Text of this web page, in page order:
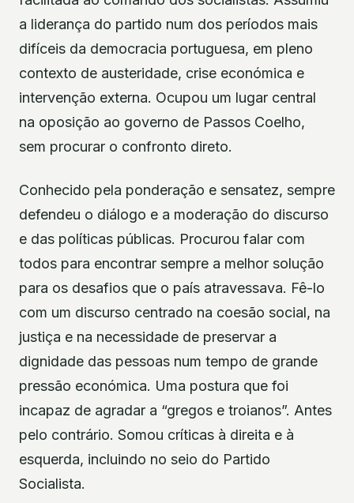
a liderança do partido num dos períodos mais
difíceis da democracia portuguesa, em pleno
contexto de austeridade, crise económica e
intervenção externa. Ocupou um lugar central
na oposição ao governo de Passos Coelho,
sem procurar o confronto direto.
Conhecido pela ponderação e sensatez, sempre
defendeu o diálogo e a moderação do discurso
e das políticas públicas. Procurou falar com
todos para encontrar sempre a melhor solução
para os desafios que o país atravessava. Fê-lo
com um discurso centrado na coesão social, na
justiça e na necessidade de preservar a
dignidade das pessoas num tempo de grande
pressão económica. Uma postura que foi
incapaz de agradar a “gregos e troianos”. Antes
pelo contrário. Somou críticas à direita e à
esquerda, incluindo no seio do Partido
Socialista.